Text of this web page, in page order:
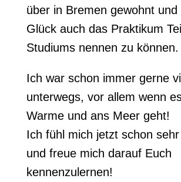
über in Bremen gewohnt und
Glück auch das Praktikum
Studiums nennen zu können.
Ich war schon immer gerne
unterwegs, vor allem wenn
Warme und ans Meer geht!
Ich fühl mich jetzt schon
und freue mich darauf Euch
kennenzulernen!